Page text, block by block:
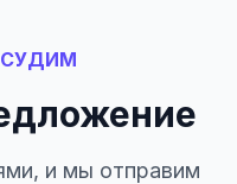
и мы отправим